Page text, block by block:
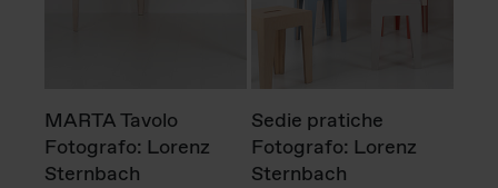
MARTA Tavolo
Fotografo: Lorenz
Sternbach
Sedie pratiche
Fotografo: Lorenz
Sternbach